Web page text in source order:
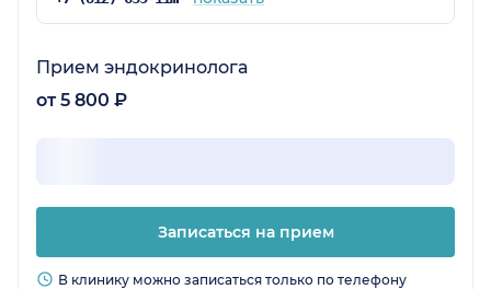
Прием эндокринолога
от 5 800 ₽
Записаться на прием
В клинику можно записаться только по телефону